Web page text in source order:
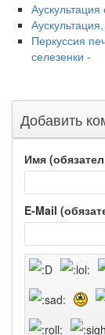
Перкуссия
селезенки -
Добавить
Имя
E-Mail